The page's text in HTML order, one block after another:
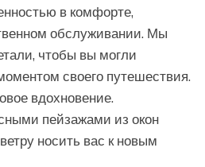
в комфорте,
обслуживании. Мы
чтобы вы могли
своего путешествия.
вдохновение.
пейзажами из окон
носить вас к новым